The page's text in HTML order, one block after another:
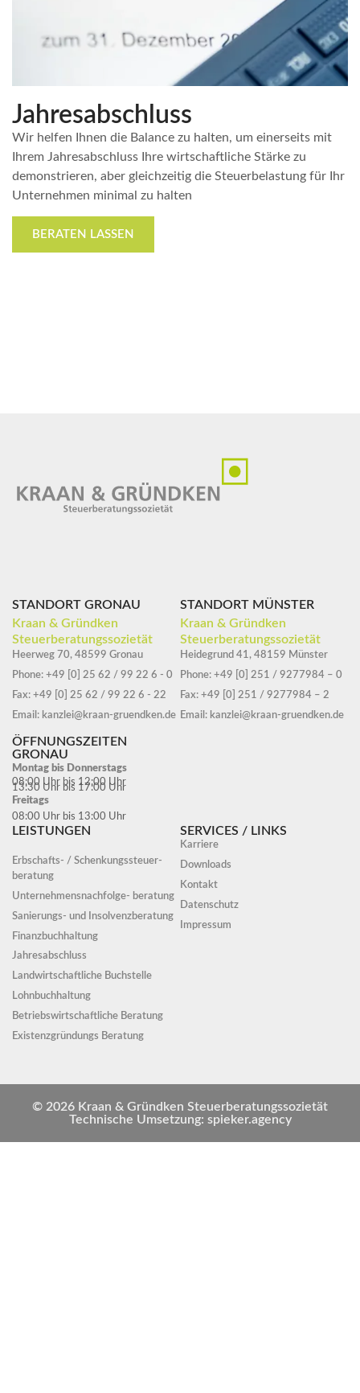
Jahresabschluss
Wir helfen Ihnen die Balance zu halten, um einerseits mit
Ihrem Jahresabschluss Ihre wirtschaftliche Stärke zu
demonstrieren, aber gleichzeitig die Steuerbelastung für Ihr
Unternehmen minimal zu halten
BERATEN LASSEN
STANDORT GRONAU
Kraan & Gründken
Steuerberatungssozietät
Heerweg 70, 48599 Gronau
Phone: +49 [0] 25 62 / 99 22 6 - 0
Fax: +49 [0] 25 62 / 99 22 6 - 22
Email: kanzlei@kraan-gruendken.de
ÖFFNUNGSZEITEN
GRONAU
Montag bis Donnerstags
08:00 Uhr bis 12:00 Uhr
13:30 Uhr bis 17:00 Uhr
Freitags
08:00 Uhr bis 13:00 Uhr
STANDORT MÜNSTER
Kraan & Gründken
Steuerberatungssozietät
Heidegrund 41, 48159 Münster
Phone: +49 [0] 251 / 9277984 – 0
Fax: +49 [0] 251 / 9277984 – 2
Email: kanzlei@kraan-gruendken.de
LEISTUNGEN
Erbschafts- / Schenkungssteuer-
beratung
Unternehmensnachfolge- beratung
Sanierungs- und Insolvenzberatung
Finanzbuchhaltung
Jahresabschluss
Landwirtschaftliche Buchstelle
Lohnbuchhaltung
Betriebswirtschaftliche Beratung
Existenzgründungs Beratung
SERVICES / LINKS
Karriere
Downloads
Kontakt
Datenschutz
Impressum
© 2026 Kraan & Gründken Steuerberatungssozietät
Technische Umsetzung: spieker.agency